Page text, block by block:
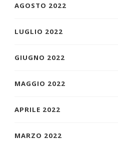
AGOSTO 2022
LUGLIO 2022
GIUGNO 2022
MAGGIO 2022
APRILE 2022
MARZO 2022